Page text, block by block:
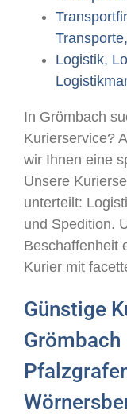
Logistik,
In Grömbach
Kurierservice?
wir Ihnen eine
Unsere
unterteilt:
und Spedition.
Beschaffenheit
Kurier mit
Günstige